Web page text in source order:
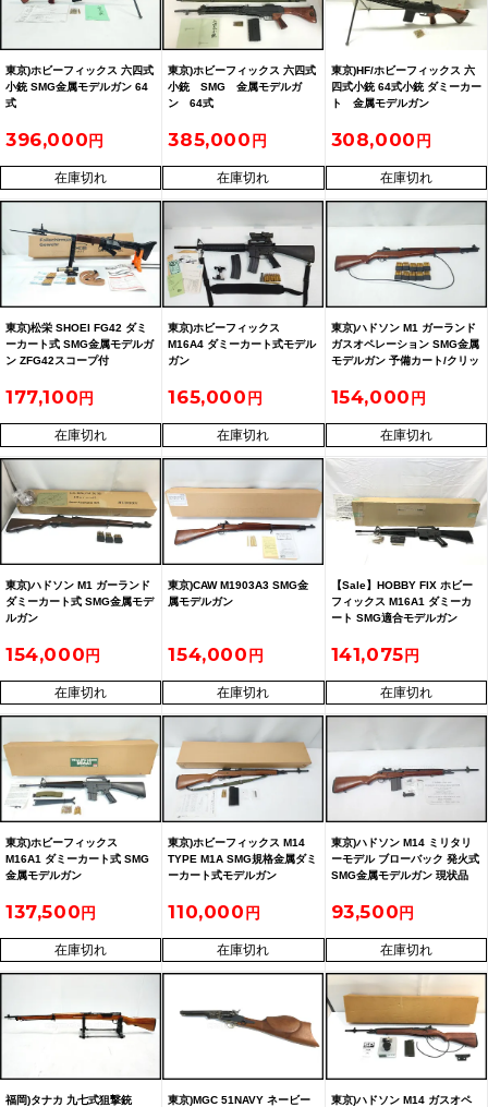
東京)ホビーフィックス 六四式
小銃 SMG金属モデルガン 64
式
396,000
在庫切れ
東京)ホビーフィックス 六四式
小銃 SMG 金属モデルガ
ン 64式
385,000
在庫切れ
東京)HF/ホビーフィックス 六
四式小銃 64式小銃 ダミーカー
ト 金属モデルガン
308,000
在庫切れ
東京)松栄 SHOEI FG42 ダミ
ーカート式 SMG金属モデルガ
ン ZFG42スコープ付
177,100
在庫切れ
東京)ホビーフィックス
M16A4 ダミーカート式モデル
ガン
165,000
在庫切れ
東京)ハドソン M1 ガーランド
ガスオペレーション SMG金属
モデルガン 予備カート/クリッ
154,000
在庫切れ
東京)ハドソン M1 ガーランド
ダミーカート式 SMG金属モデ
ルガン
154,000
在庫切れ
東京)CAW M1903A3 SMG金
属モデルガン
154,000
在庫切れ
【Sale】HOBBY FIX ホビー
フィックス M16A1 ダミーカ
ート SMG適合モデルガン
141,075
在庫切れ
東京)ホビーフィックス
M16A1 ダミーカート式 SMG
金属モデルガン
137,500
在庫切れ
東京)ホビーフィックス M14
TYPE M1A SMG規格金属ダミ
ーカート式モデルガン
110,000
在庫切れ
東京)ハドソン M14 ミリタリ
ーモデル ブローバック 発火式
SMG金属モデルガン 現状品
93,500
在庫切れ
福岡)タナカ 九七式狙撃銃
東京)MGC 51NAVY ネービー
東京)ハドソン M14 ガスオペ